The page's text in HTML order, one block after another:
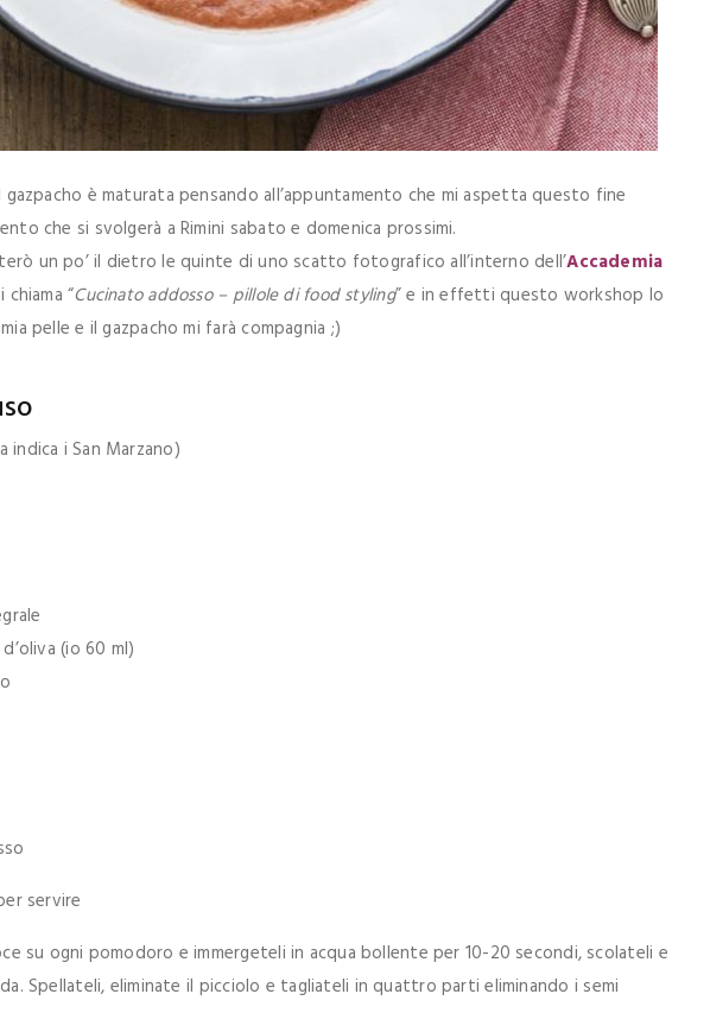
è maturata pensando all’appuntamento che mi aspetta questo fine
che si svolgerà a Rimini sabato e domenica prossimi.
un po’ il dietro le quinte di uno scatto fotografico all’interno dell’Accademia
“Cucinato addosso – pillole di food styling” e in effetti questo workshop lo
pelle e il gazpacho mi farà compagnia ;)
i San Marzano)
(io 60 ml)
servire
su ogni pomodoro e immergeteli in acqua bollente per 10-20 secondi, scolateli e
Spellateli, eliminate il picciolo e tagliateli in quattro parti eliminando i semi